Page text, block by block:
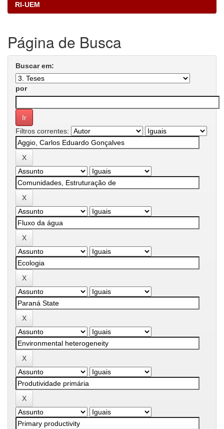
RI-UEM
Página de Busca
Buscar em:
por
Filtros correntes: